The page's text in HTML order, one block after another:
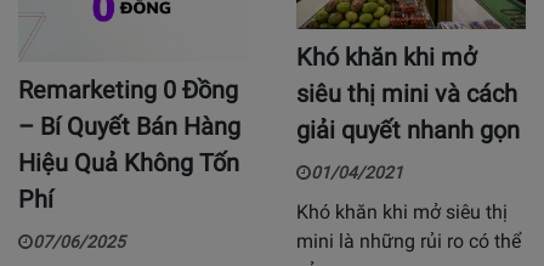
Remarketing 0 Đồng
– Bí Quyết Bán Hàng
Hiệu Quả Không Tốn
Phí
07/06/2025
Khó khăn khi mở
siêu thị mini và cách
giải quyết nhanh gọn
01/04/2021
Khó khăn khi mở siêu thị
mini là những rủi ro có thể